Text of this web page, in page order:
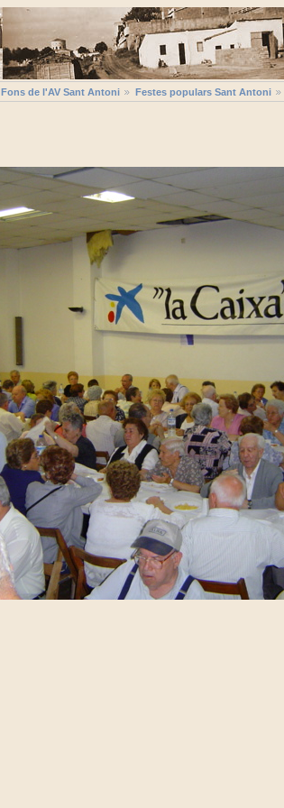
Fons de l'AV Sant Antoni Festes populars Sant Antoni